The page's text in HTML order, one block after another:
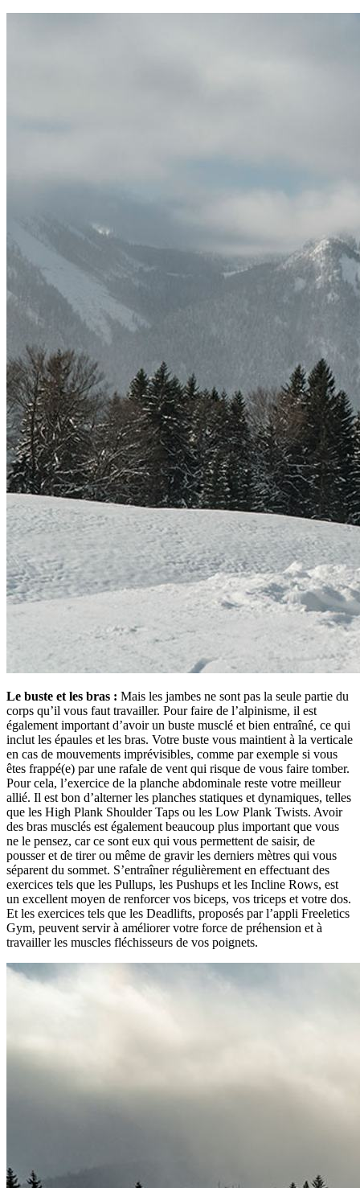
Le buste et les bras : Mais les jambes ne sont pas la seule partie du
corps qu’il vous faut travailler. Pour faire de l’alpinisme, il est
également important d’avoir un buste musclé et bien entraîné, ce qui
inclut les épaules et les bras. Votre buste vous maintient à la verticale
en cas de mouvements imprévisibles, comme par exemple si vous
êtes frappé(e) par une rafale de vent qui risque de vous faire tomber.
Pour cela, l’exercice de la planche abdominale reste votre meilleur
allié. Il est bon d’alterner les planches statiques et dynamiques, telles
que les High Plank Shoulder Taps ou les Low Plank Twists. Avoir
des bras musclés est également beaucoup plus important que vous
ne le pensez, car ce sont eux qui vous permettent de saisir, de
pousser et de tirer ou même de gravir les derniers mètres qui vous
séparent du sommet. S’entraîner régulièrement en effectuant des
exercices tels que les Pullups, les Pushups et les Incline Rows, est
un excellent moyen de renforcer vos biceps, vos triceps et votre dos.
Et les exercices tels que les Deadlifts, proposés par l’appli Freeletics
Gym, peuvent servir à améliorer votre force de préhension et à
travailler les muscles fléchisseurs de vos poignets.